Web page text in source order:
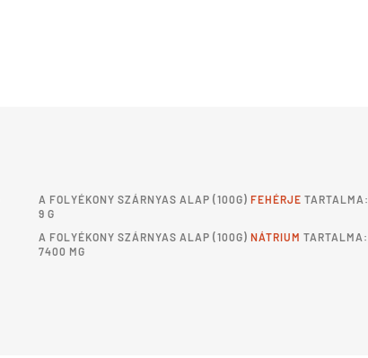
A FOLYÉKONY SZÁRNYAS ALAP (100G)FEHÉRJE TARTALMA:
9 G
A FOLYÉKONY SZÁRNYAS ALAP (100G)NÁTRIUM TARTALMA:
7400 MG